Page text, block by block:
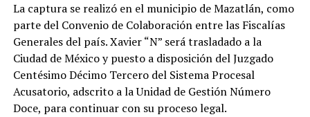
La captura se realizó en el municipio de Mazatlán, como
parte del Convenio de Colaboración entre las Fiscalías
Generales del país. Xavier “N” será trasladado a la
Ciudad de México y puesto a disposición del Juzgado
Centésimo Décimo Tercero del Sistema Procesal
Acusatorio, adscrito a la Unidad de Gestión Número
Doce, para continuar con su proceso legal.